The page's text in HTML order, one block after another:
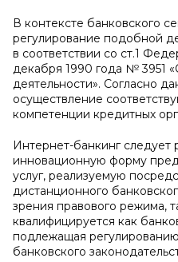
В контексте банковского
регулирование подобной
в соответствии со ст.1
декабря 1990 года № 3951
деятельности». Согласно
осуществление
компетенции кредитных
Интернет-банкинг следует
инновационную форму
услуг, реализуемую
дистанционного
зрения правового режима,
квалифицируется как
подлежащая
банковского